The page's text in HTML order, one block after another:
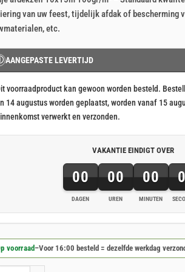
van uw feest, tijdelijk afdak of bescherming
etc.
AANGEPASTE LEVERTIJD
voorraadproduct kan gewoon worden besteld.
14 augustus worden geplaatst, worden vanaf 15
verwerkt en verzonden.
VAKANTIE EINDIGT OVER
00
DAGEN
00
UREN
00
MINUTEN
voorraad–Voor 16:00 besteld = dezelfde werkdag